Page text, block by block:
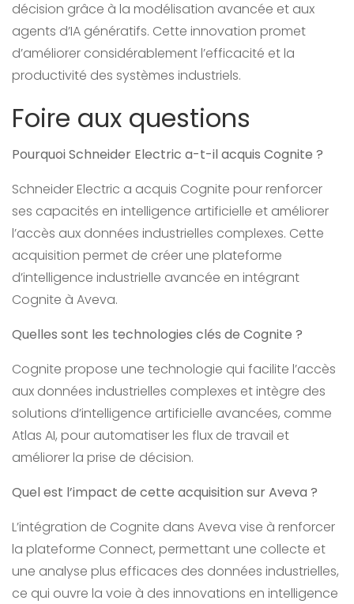
décision grâce à la modélisation avancée et aux
agents d’IA génératifs. Cette innovation promet
d’améliorer considérablement l’efficacité et la
productivité des systèmes industriels.
Foire aux questions
Pourquoi Schneider Electric a-t-il acquis Cognite ?
Schneider Electric a acquis Cognite pour renforcer
ses capacités en intelligence artificielle et améliorer
l’accès aux données industrielles complexes. Cette
acquisition permet de créer une plateforme
d’intelligence industrielle avancée en intégrant
Cognite à Aveva.
Quelles sont les technologies clés de Cognite ?
Cognite propose une technologie qui facilite l’accès
aux données industrielles complexes et intègre des
solutions d’intelligence artificielle avancées, comme
Atlas AI, pour automatiser les flux de travail et
améliorer la prise de décision.
Quel est l’impact de cette acquisition sur Aveva ?
L’intégration de Cognite dans Aveva vise à renforcer
la plateforme Connect, permettant une collecte et
une analyse plus efficaces des données industrielles,
ce qui ouvre la voie à des innovations en intelligence